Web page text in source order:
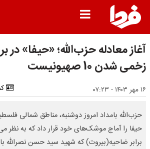
آغاز معادله حزب‌الله؛ «حیفا» در
زخمی شدن 10 صهیونیست
۱۶ مهر ۱۴۰۳ - ۰۷:۲۳
حزب‌الله بامداد امروز دوشنبه، مناطق شمالی
حیفا را آماج موشک‌های خود قرار داد که به نظر
برابر ضاحیه(بیروت) که شهید سید حسن نصرالله